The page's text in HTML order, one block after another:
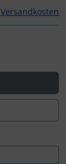
Versandkosten